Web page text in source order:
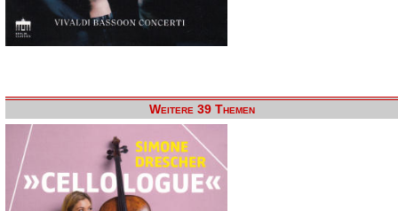
Weitere 39 Themen